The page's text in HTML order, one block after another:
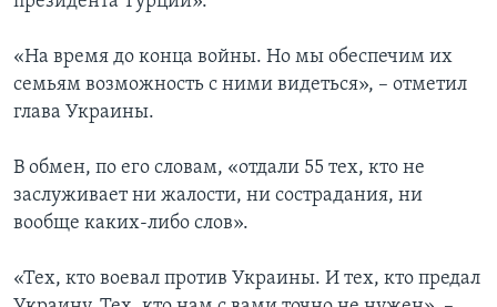
«На время до конца войны. Но мы обеспечим их
семьям возможность с ними видеться», – отметил
глава Украины.
В обмен, по его словам, «отдали 55 тех, кто не
заслуживает ни жалости, ни сострадания, ни
вообще каких-либо слов».
«Тех, кто воевал против Украины. И тех, кто предал